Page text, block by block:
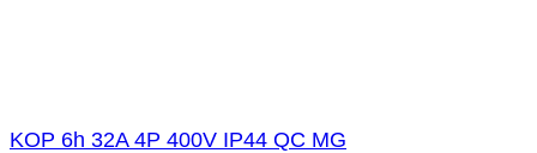
KOP 6h 32A 4P 400V IP44 QC MG